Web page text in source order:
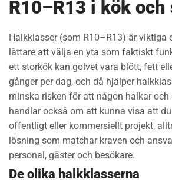
R10–R13 i kök
Halkklasser (som R10–R13) är viktiga
lättare att välja en yta som faktiskt
ett storkök kan golvet vara blött, fett
gånger per dag, och då hjälper
minska risken för att någon halkar och
handlar också om att kunna visa att
offentligt eller kommersiellt projekt,
lösning som matchar kraven och
personal, gäster och besökare.
De olika halkklasserna